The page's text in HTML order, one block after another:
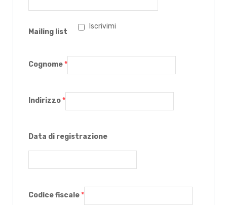
Mailing list
Iscrivimi
Cognome*
Indirizzo*
Data di registrazione
Codice fiscale*